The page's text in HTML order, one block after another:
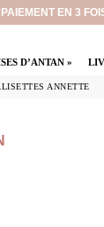
EN 3
D’ANTAN »
ANNETTE